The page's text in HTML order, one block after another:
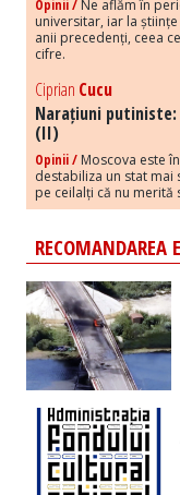
Opinii / Ne aflăm în
universitar, iar la
anii precedenți, ceea
cifre.
Ciprian Cucu
Narațiuni putiniste:
(II)
Opinii / Moscova este
destabiliza un stat mai
pe ceilalți că nu merită
RECOMANDAREA